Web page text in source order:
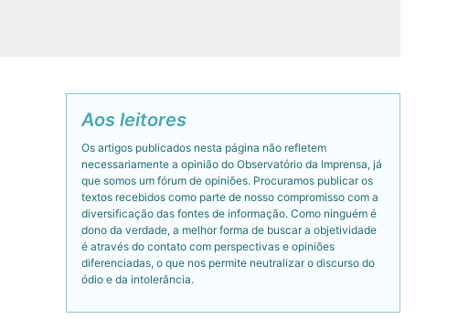
Aos leitores
Os artigos publicados nesta página não refletem
necessariamente a opinião do Observatório da Imprensa, já
que somos um fórum de opiniões. Procuramos publicar os
textos recebidos como parte de nosso compromisso com a
diversificação das fontes de informação. Como ninguém é
dono da verdade, a melhor forma de buscar a objetividade
é através do contato com perspectivas e opiniões
diferenciadas, o que nos permite neutralizar o discurso do
ódio e da intolerância.